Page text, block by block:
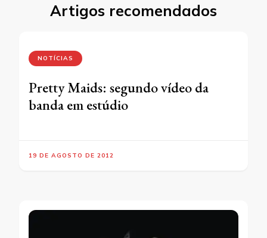
Artigos recomendados
NOTÍCIAS
Pretty Maids: segundo vídeo da
banda em estúdio
19 DE AGOSTO DE 2012